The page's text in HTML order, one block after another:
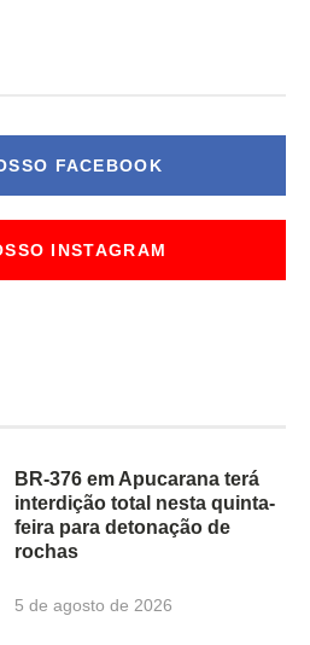
FACEBOOK
INSTAGRAM
BR-376 em Apucarana terá
interdição total nesta quinta-
feira para detonação de
rochas
5 de agosto de 2026